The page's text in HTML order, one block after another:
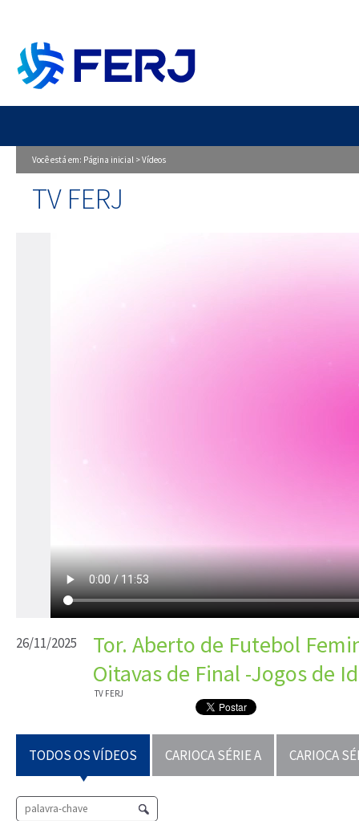
Você está em: Página inicial >Vídeos
TV FERJ
26/11/2025
Tor. Aberto de Futebol
Oitavas de Final -Jogos de
TV FERJ
TODOS OS VÍDEOS CARIOCA SÉRIE A CARIOCA